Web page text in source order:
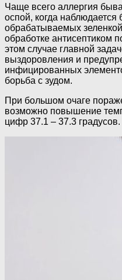
Чаще всего аллергия
оспой, когда наблюдается
обрабатываемых
обработке антисептиком
этом случае главной
выздоровления и
инфицированных
борьба с зудом.
При большом очаге
возможно повышение
цифр 37.1 – 37.3 градусов.